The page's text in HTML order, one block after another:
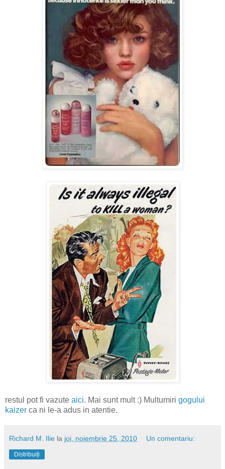
restul pot fi vazute aici. Mai sunt mult :) Multumiri gogului
kaizer ca ni le-a adus in atentie.
Richard M. Ilie la joi, noiembrie 25, 2010 Un comentariu:
Distribuiți